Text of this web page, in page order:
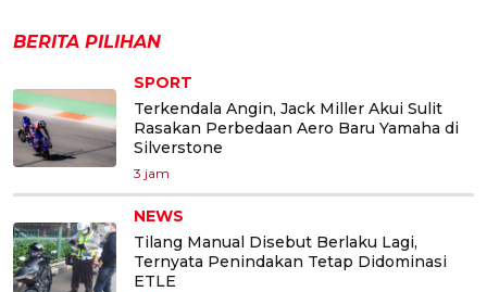
BERITA PILIHAN
SPORT
Terkendala Angin, Jack Miller Akui Sulit
Rasakan Perbedaan Aero Baru Yamaha di
Silverstone
3 jam
NEWS
Tilang Manual Disebut Berlaku Lagi,
Ternyata Penindakan Tetap Didominasi
ETLE